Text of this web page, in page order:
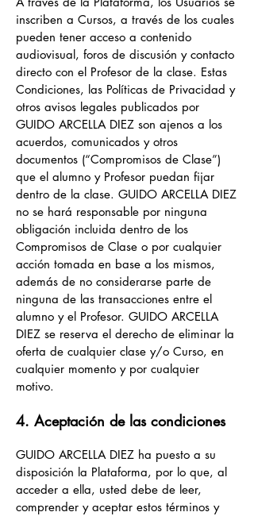
inscriben a Cursos, a través de los cuales
pueden tener acceso a contenido
audiovisual, foros de discusión y contacto
directo con el Profesor de la clase. Estas
Condiciones, las Políticas de Privacidad y
otros avisos legales publicados por
GUIDO ARCELLA DIEZ son ajenos a los
acuerdos, comunicados y otros
documentos (“Compromisos de Clase”)
que el alumno y Profesor puedan fijar
dentro de la clase. GUIDO ARCELLA DIEZ
no se hará responsable por ninguna
obligación incluida dentro de los
Compromisos de Clase o por cualquier
acción tomada en base a los mismos,
además de no considerarse parte de
ninguna de las transacciones entre el
alumno y el Profesor. GUIDO ARCELLA
DIEZ se reserva el derecho de eliminar la
oferta de cualquier clase y/o Curso, en
cualquier momento y por cualquier
motivo.
4. Aceptación de las condiciones
GUIDO ARCELLA DIEZ ha puesto a su
disposición la Plataforma, por lo que, al
acceder a ella, usted debe de leer,
comprender y aceptar estos términos y